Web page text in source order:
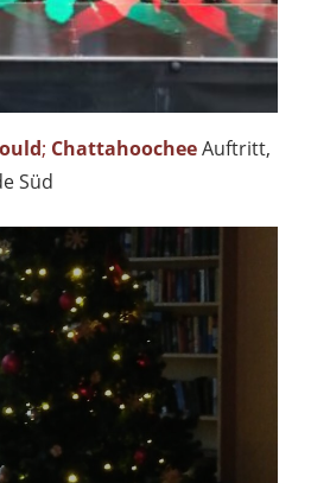
; ChattahoocheeAuftritt,
Süd